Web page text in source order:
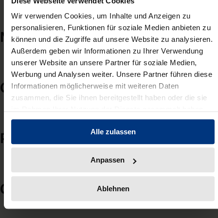
Wir verwenden Cookies, um Inhalte und Anzeigen zu
personalisieren, Funktionen für soziale Medien anbieten zu
können und die Zugriffe auf unsere Website zu analysieren.
Außerdem geben wir Informationen zu Ihrer Verwendung
unserer Website an unsere Partner für soziale Medien,
Werbung und Analysen weiter. Unsere Partner führen diese
Informationen möglicherweise mit weiteren Daten
zusammen, die Sie ihnen bereitgestellt haben oder die sie
Alle zulassen
Anpassen
Ablehnen
N
O
P
Q